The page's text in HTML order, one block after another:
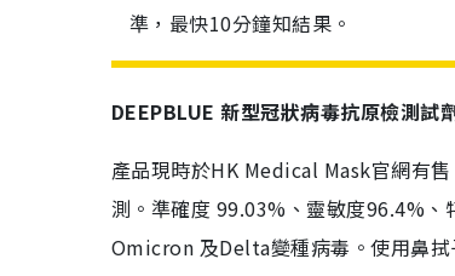
準，最快10分鐘知結果。
DEEPBLUE 新型冠狀病毒抗原檢測試
產品現時於HK Medical Mask官網有
測。準確度 99.03%、靈敏度96.4%
Omicron 及Delta變種病毒。使用鼻拭